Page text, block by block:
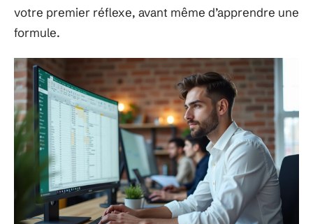
votre premier réflexe, avant même d’apprendre une
formule.